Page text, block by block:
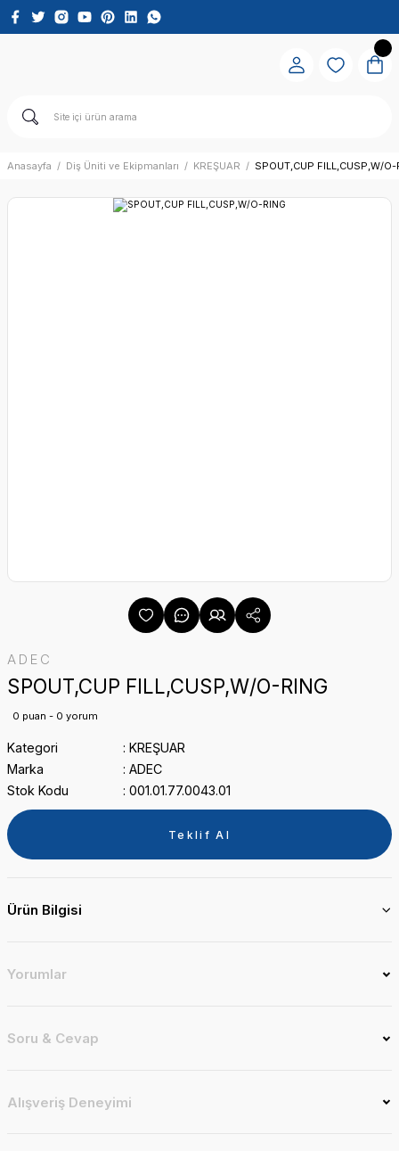
Anasayfa Diş Üniti ve Ekipmanları KREŞUAR SPOUT,CUP FILL,CUSP,W/O-
ADEC
SPOUT,CUP FILL,CUSP,W/O-RING
0 puan - 0 yorum
Kategori
KREŞUAR
Marka
ADEC
Stok Kodu
001.01.77.0043.01
Teklif Al
Ürün Bilgisi
Yorumlar
Soru & Cevap
Alışveriş Deneyimi